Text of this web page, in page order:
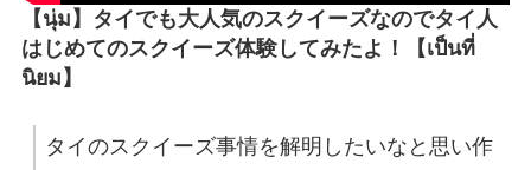
【นุ่ม】タイでも大人気のスクイーズなのでタイ人
はじめてのスクイーズ体験してみたよ！【เป็นที่
นิยม】
タイのスクイーズ事情を解明したいなと思い作